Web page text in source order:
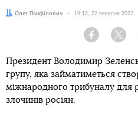
Автор:
Олег Панфілович Дата:
19:12, 22 вересня 2022
Facebook
Президент Володимир
групу, яка займатиметься
міжнародного трибуналу для
злочинів росіян.